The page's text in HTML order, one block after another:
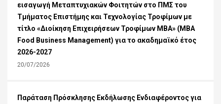
εισαγωγή Μεταπτυχιακών Φοιτητών στο ΠΜΣ του
Τμήματος Επιστήμης και Τεχνολογίας Τροφίμων με
τίτλο «Διοίκηση Επιχειρήσεων Τροφίμων ΜΒΑ» (MBA
Food Business Management) για το ακαδημαϊκό έτος
2026-2027
20/07/2026
Παράταση Πρόσκλησης Εκδήλωσης Ενδιαφέροντος για